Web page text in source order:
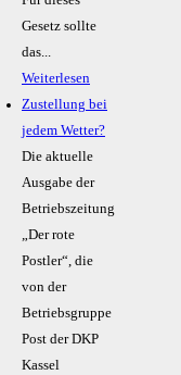
Gesetz sollte
das...
Weiterlesen
Zustellung bei
jedem Wetter?
Die aktuelle
Ausgabe der
Betriebszeitung
„Der rote
Postler“, die
von der
Betriebsgruppe
Post der DKP
Kassel